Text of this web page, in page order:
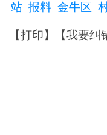
站 报料 金牛区
【打印】【我要纠